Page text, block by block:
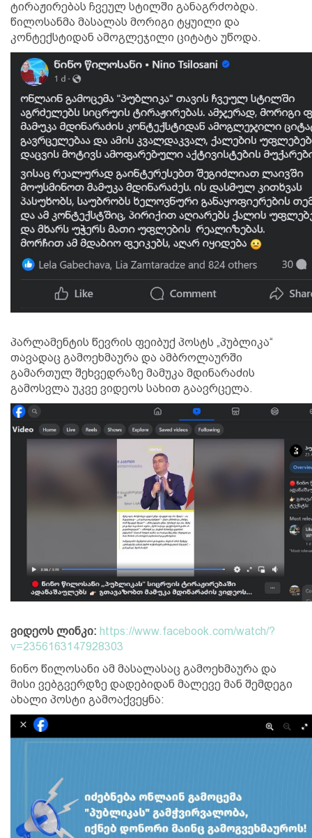
ტირაჟირებას ჩვეულ სტილში განაგრძობდა.
წილოსანმა მასალას მორიგი ტყუილი და
კონტექსტიდან ამოგლეჯილი ციტატა უწოდა.
პარლამენტის წევრის ფეიბუქ პოსტს „პუბლიკა“
თავადაც გამოეხმაურა და ამბროლაურში
გამართულ შეხვედრაზე მამუკა მდინარაძის
გამოსვლა უკვე ვიდეოს სახით გაავრცელა.
ვიდეოს ლინკი: https://www.facebook.com/watch/?
v=2356163147928303
ნინო წილოსანი ამ მასალასაც გამოეხმაურა და
მისი ვებგვერდზე დადებიდან მალევე მან შემდეგი
ახალი პოსტი გამოაქვეყნა: